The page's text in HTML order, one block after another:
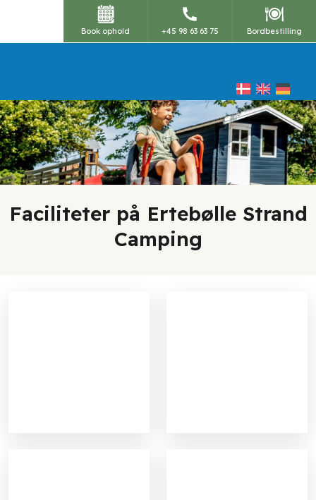
Book ophold +45 98 63 63 75 Bordbestilling
Faciliteter på Ertebølle Strand
Camping​